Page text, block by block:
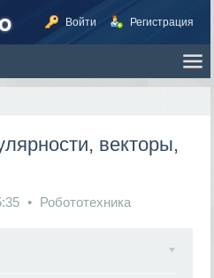
Войти Регистрация
векторы,
Робототехника